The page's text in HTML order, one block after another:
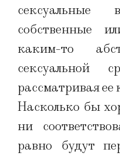
сексуальные
собственные
каким-то
сексуальной
рассматривая ее
Насколько бы
ни
равно будут